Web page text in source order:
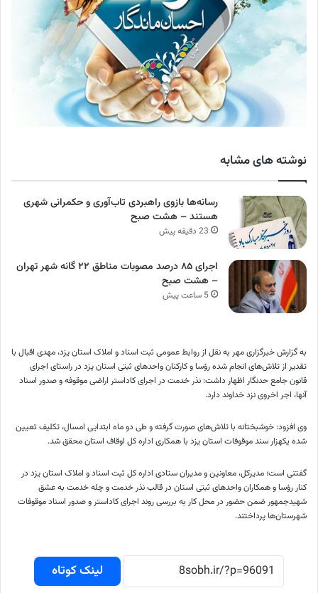
نوشته های مشابه
رسانه‌ها بازوی راهبردی تاب‌آوری و حکمرانی شهری
هستند – هشت صبح
23 دقیقه پیش
اجرای ۸۵ درصد مصوبات مناطق ۲۲ گانه شهر تهران
– هشت صبح
5 ساعت پیش
به گزارش خبرگزاری مهر به نقل از روابط عمومی ثبت اسناد و املاک استان یزد، مهدی اقبال با
تقدیر از تلاش‌های انجام شده رؤسا و کارکنان واحدهای ثبتی استان یزد در راستای اجرای
قانون جامعحدنگار اظهار داشت: نذر خدمت در اجرایکاداستر اراضی موقوفه و صدور اسناد
آنها، اجر اخروی نزد خداوند دارد.
وی افزود: خوشبختانه با تلاش‌های صورت گرفته و طی دو ماه ابتدایی امسال، تکلیف تعیین
شده یکهزار سند موقوفات استان یزد با همکاری اداره کل اوقاف استان محقق شد.
گفتنی است؛ مدیرکل، معاونین و مدیران ستادی اداره کل ثبت اسناد و املاک استان یزد در
کنار رؤسا و همکاران واحدهای ثبتی استان در قالب نذر خدمت و چله خدمت به عشق
شهیدجمهور ضمن حضور در محل کار به بررسی روند اجرای کاداستر و صدور اسناد موقوفات
شهرستان‌ها پرداختند.
لینک کوتاه